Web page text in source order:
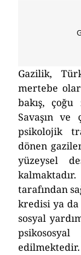
Gazilik,
mertebe
bakış, çoğu
Savaşın ve
psikolojik
dönen
yüzeysel
tarafından
kredisi ya
sosyal
edilmektedir.